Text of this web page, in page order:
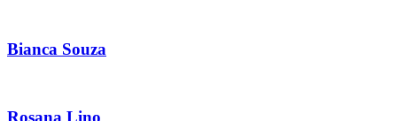
Bianca Souza
Rosana Lino